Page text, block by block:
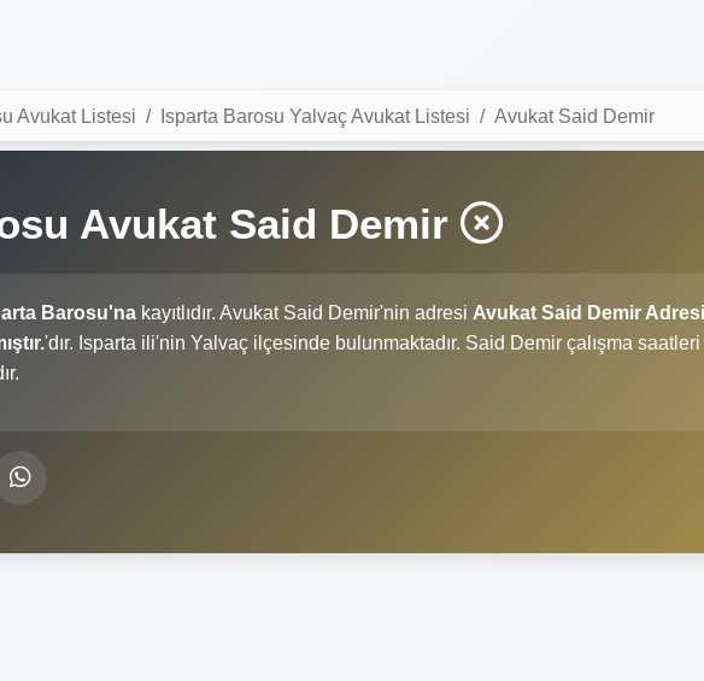
Avukat Listesi Isparta Barosu Yalvaç Avukat Listesi Avukat Said Demir
Avukat Said Demir
Barosu'na kayıtlıdır. Avukat Said Demir'nin adresi Avukat Said Demir Adresi
'dır. Isparta ili'nin Yalvaç ilçesinde bulunmaktadır. Said Demir çalışma saatleri